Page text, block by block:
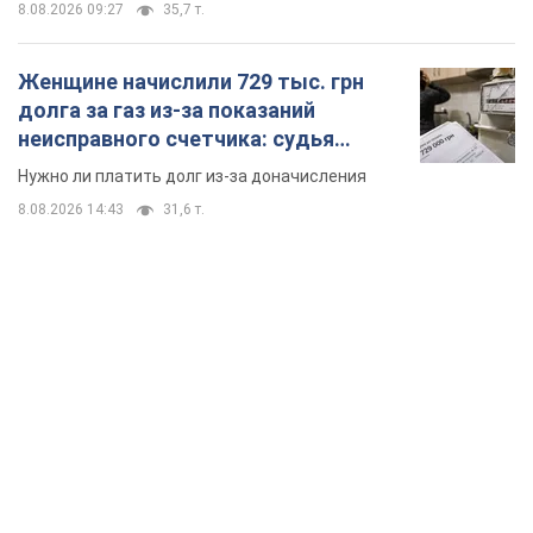
8.08.2026 09:27 35,7 т.
Женщине начислили 729 тыс. грн
долга за газ из-за показаний
неисправного счетчика: судья
вынес неожиданное решение
Нужно ли платить долг из-за доначисления
8.08.2026 14:43 31,6 т.